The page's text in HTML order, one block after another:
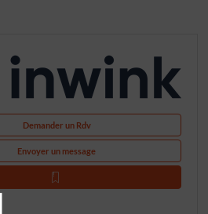
Demander un Rdv
Envoyer un message